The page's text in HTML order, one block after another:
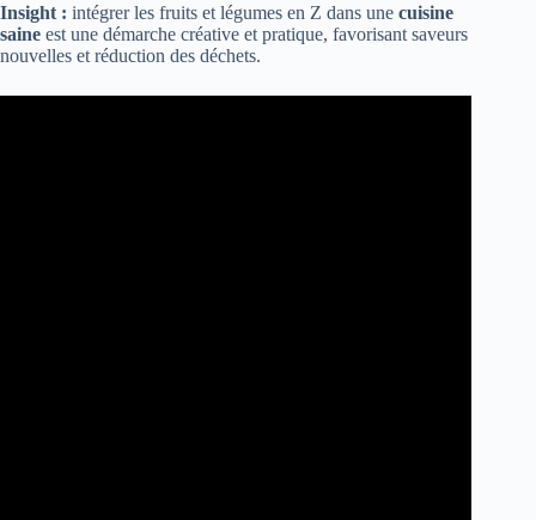
Insight : intégrer les fruits et légumes en Z dans une cuisine
saine est une démarche créative et pratique, favorisant saveurs
nouvelles et réduction des déchets.